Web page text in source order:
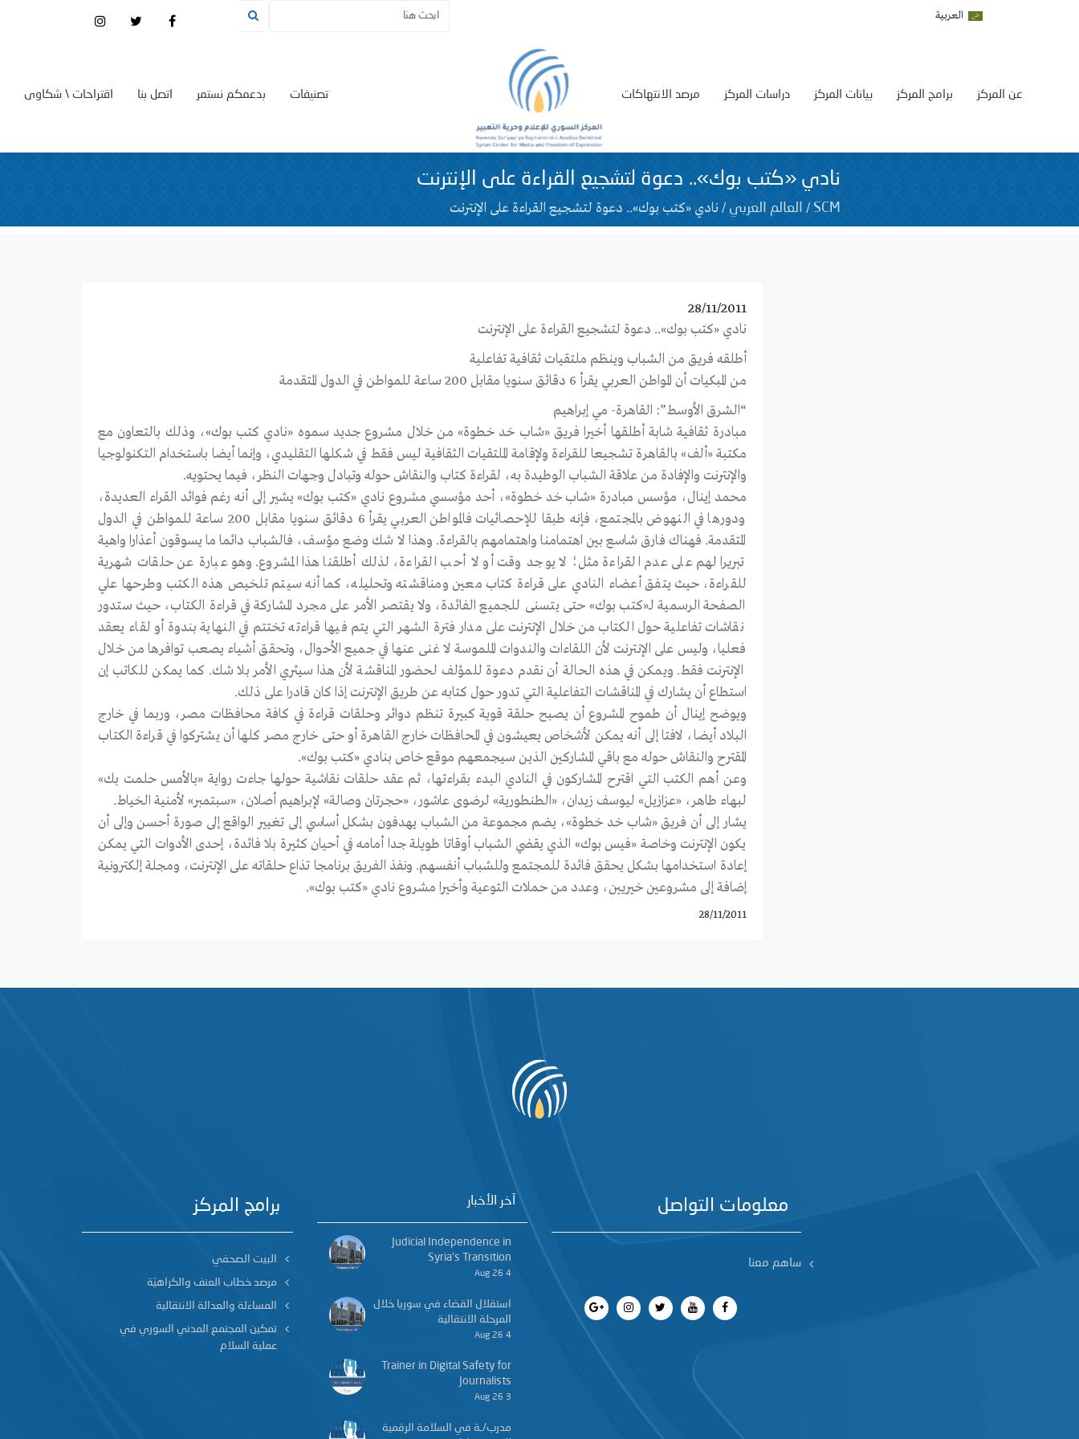
العربية
اقتراحات \ شكاوى اتصل بنا بدعمكم نستمر تصنيفات مرصد الانتهاكات دراسات المركز بيانات المركز برامج المركز عن المركز
نادي «كتب بوك».. دعوة لتشجيع القراءة على الإنترنت
SCM
/ العالم العربي / نادي «كتب بوك».. دعوة لتشجيع القراءة على الإنترنت
28/11/2011
نادي «كتب بوك».. دعوة لتشجيع القراءة على الإنترنت
أطلقه فريق من الشباب وينظم ملتقيات ثقافية تفاعلية
من المبكيات أن المواطن العربي يقرأ 6 دقائق سنويا مقابل 200 ساعة للمواطن في الدول المتقدمة
“الشرق الأوسط”: القاهرة- مي إبراهيم
مبادرة ثقافية شابة أطلقها أخيرا فريق «شاب خد خطوة» من خلال مشروع جديد سموه «نادي كتب بوك»، وذلك بالتعاون مع
مكتبة «ألف» بالقاهرة تشجيعا للقراءة ولإقامة الملتقيات الثقافية ليس فقط في شكلها التقليدي، وإنما أيضا باستخدام التكنولوجيا
والإنترنت والإفادة من علاقة الشباب الوطيدة به، لقراءة كتاب والنقاش حوله وتبادل وجهات النظر، فيما يحتويه.
محمد إينال، مؤسس مبادرة «شاب خد خطوة»، أحد مؤسسي مشروع نادي «كتب بوك» يشير إلى أنه رغم فوائد القراء العديدة،
ودورها في النهوض بالمجتمع، فإنه طبقا للإحصائيات فالمواطن العربي يقرأ 6 دقائق سنويا مقابل 200 ساعة للمواطن في الدول
المتقدمة. فهناك فارق شاسع بين اهتمامنا واهتمامهم بالقراءة. وهذا لا شك وضع مؤسف، فالشباب دائما ما يسوقون أعذارا واهية
تبريرا لهم على عدم القراءة مثل؛ لا يوجد وقت أو لا أحب القراءة، لذلك أطلقنا هذا المشروع. وهو عبارة عن حلقات شهرية
للقراءة، حيث يتفق أعضاء النادي على قراءة كتاب معين ومناقشته وتحليله، كما أنه سيتم تلخيص هذه الكتب وطرحها علي
الصفحة الرسمية لـ«كتب بوك» حتى يتسنى للجميع الفائدة، ولا يقتصر الأمر على مجرد المشاركة في قراءة الكتاب، حيث ستدور
نقاشات تفاعلية حول الكتاب من خلال الإنترنت على مدار فترة الشهر التي يتم فيها قراءته تختتم في النهاية بندوة أو لقاء يعقد
فعليا، وليس على الإنترنت لأن اللقاءات والندوات الملموسة لا غنى عنها في جميع الأحوال، وتحقق أشياء يصعب توافرها من خلال
الإنترنت فقط. ويمكن في هذه الحالة أن نقدم دعوة للمؤلف لحضور المناقشة لأن هذا سيثري الأمر بلا شك. كما يمكن للكاتب إن
استطاع أن يشارك في المناقشات التفاعلية التي تدور حول كتابه عن طريق الإنترنت إذا كان قادرا على ذلك.
ويوضح إينال أن طموح المشروع أن يصبح حلقة قوية كبيرة تنظم دوائر وحلقات قراءة في كافة محافظات مصر، وربما في خارج
البلاد أيضا، لافتا إلى أنه يمكن لأشخاص يعيشون في المحافظات خارج القاهرة أو حتى خارج مصر كلها أن يشتركوا في قراءة الكتاب
المقترح والنقاش حوله مع باقي المشاركين الذين سيجمعهم موقع خاص بنادي «كتب بوك».
وعن أهم الكتب التي اقترح المشاركون في النادي البدء بقراءتها، ثم عقد حلقات نقاشية حولها جاءت رواية «بالأمس حلمت بك»
لبهاء طاهر، «عزازيل» ليوسف زيدان، «الطنطورية» لرضوى عاشور، «حجرتان وصالة» لإبراهيم أصلان، «سبتمبر» لأمنية الخياط.
يشار إلى أن فريق «شاب خد خطوة»، يضم مجموعة من الشباب يهدفون بشكل أساسي إلى تغيير الواقع إلى صورة أحسن وإلى أن
يكون الإنترنت وخاصة «فيس بوك» الذي يقضي الشباب أوقاتا طويلة جدا أمامه في أحيان كثيرة بلا فائدة، إحدى الأدوات التي يمكن
إعادة استخدامها بشكل يحقق فائدة للمجتمع وللشباب أنفسهم. ونفذ الفريق برنامجا تذاع حلقاته على الإنترنت، ومجلة إلكترونية
إضافة إلى مشروعين خيريين، وعدد من حملات التوعية وأخيرا مشروع نادي «كتب بوك».
28/11/2011
برامج المركز
البيت الصحفي
مرصد خطاب العنف والكراهيّة
المساءلة والعدالة الانتقالية
تمكين المجتمع المدني السوري في
عملية السلام
آخر الأخبار
Judicial Independence in
Syria’s Transition
4 Aug 26
استقلال القضاء في سوريا خلال
المرحلة الانتقالية
4 Aug 26
Trainer in Digital Safety for
Journalists
3 Aug 26
مدرب/ـة في السلامة الرقمية
معلومات التواصل
ساهم معنا